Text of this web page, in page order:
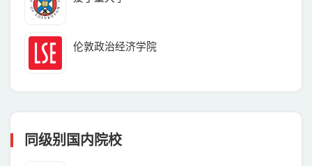
伦敦政治经济学院
同级别国内院校